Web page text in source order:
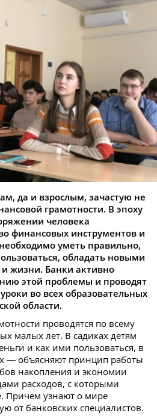
да и взрослым, зачастую не
грамотности. В эпоху
человека
финансовых инструментов и
уметь правильно,
обладать новыми
жизни. Банки активно
этой проблемы и проводят
во всех образовательных
области.
проводятся по всему
малых лет. В садиках детям
и как ими пользоваться, в
— объясняют принцип работы
накопления и экономии
расходов, с которыми
Причем узнают о мире
от банковских специалистов.